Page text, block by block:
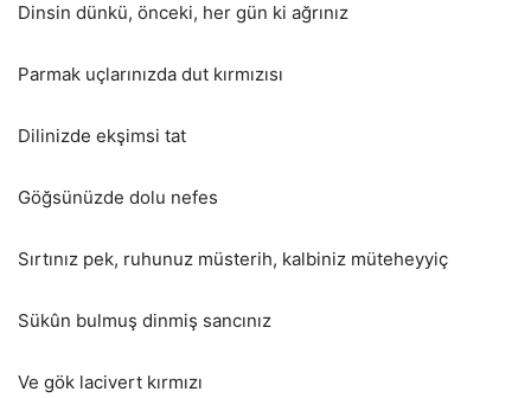
Dinsin dünkü, önceki, her gün ki ağrınız
Parmak uçlarınızda dut kırmızısı
Dilinizde ekşimsi tat
Göğsünüzde dolu nefes
Sırtınız pek, ruhunuz müsterih, kalbiniz müteheyyiç
Sükûn bulmuş dinmiş sancınız
Ve gök lacivert kırmızı